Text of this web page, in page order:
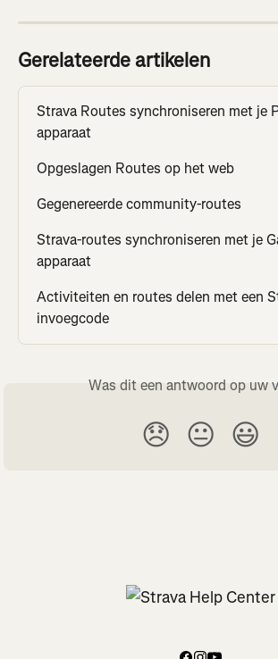
Gerelateerde artikelen
Strava Routes synchroniseren met je
apparaat
Opgeslagen Routes op het web
Gegenereerde community-routes
Strava-routes synchroniseren met je
apparaat
Activiteiten en routes delen met een
invoegcode
Was dit een antwoord op uw
😞 😐 😃